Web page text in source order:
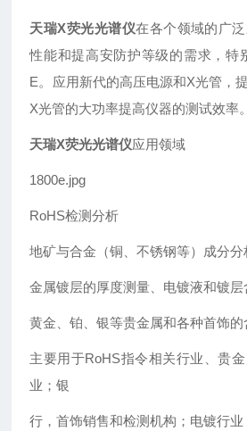
天瑞X荧光光谱仪在各个领域的广
性能和提高安防护等级的需求，特
E。应用新代的高压电源和X光管，
X光管的大功率提高仪器的测试效率。
天瑞X荧光光谱仪应用领域
1800e.jpg
RoHS检测分析
地矿与合金（铜、不锈钢等）成分分
金属镀层的厚度测量、电镀液和镀层
黄金、铂、银等贵金属和各种首饰的
主要用于RoHS指令相关行业、贵
业；银
行，首饰销售和检测机构；电镀行业